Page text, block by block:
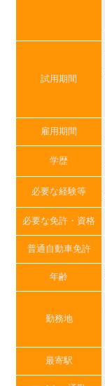
試用期間
雇用期間
学歴
必要な経験等
必要な免許・資格
普通自動車免許
年齢
勤務地
最寄駅